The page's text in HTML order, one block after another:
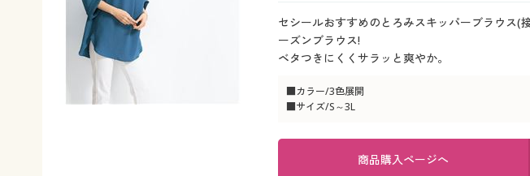
セシールおすすめのとろみスキッパーブラウス(
ーズンブラウス!
ベタつきにくくサラッと爽やか。
■カラー/3色展開
■サイズ/S～3L
商品購入ページへ